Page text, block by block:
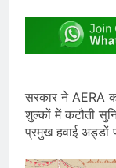
सरकार ने AERA
शुल्कों में कटौती
प्रमुख हवाई अड्डों